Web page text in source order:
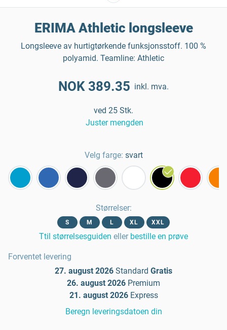
ERIMA Athletic longsleeve
Longsleeve av hurtigtørkende funksjonsstoff. 100 %
polyamid. Teamline: Athletic
NOK 389.35 inkl. mva.
ved 25 Stk.
Juster mengden
Velg farge: svart
Størrelser:
S M L XL XXL
Ttil størrelsesguiden eller bestille en prøve
Forventet levering
27. august 2026 Standard Gratis
26. august 2026 Premium
21. august 2026 Express
Beregn leveringsdatoen din